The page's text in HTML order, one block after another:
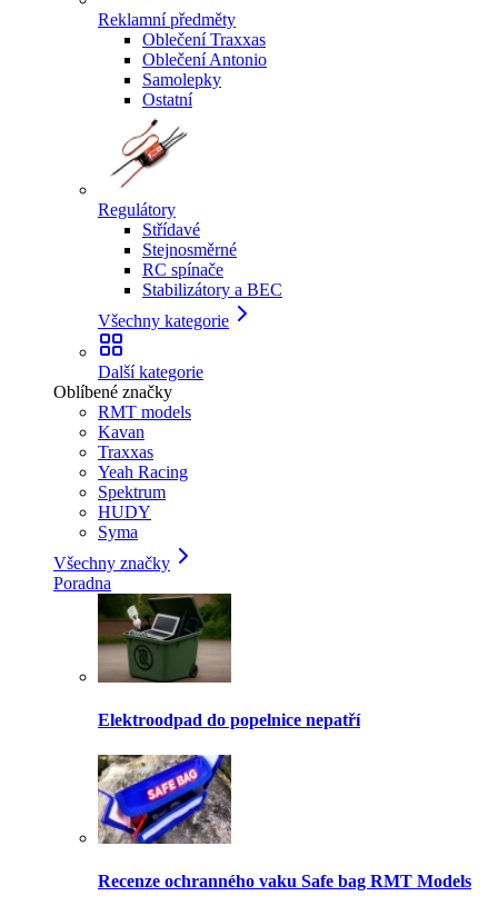
Reklamní předměty
Oblečení Traxxas
Oblečení Antonio
Samolepky
Ostatní
Regulátory
Střídavé
Stejnosměrné
RC spínače
Stabilizátory a BEC
Všechny kategorie
Další kategorie
Oblíbené značky
RMT models
Kavan
Traxxas
Yeah Racing
Spektrum
HUDY
Syma
Všechny značky
Poradna
Elektroodpad do popelnice nepatří
Recenze ochranného vaku Safe bag RMT Models